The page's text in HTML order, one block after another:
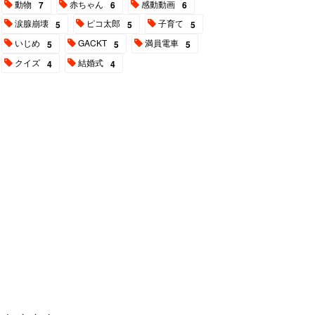
動物 7 赤ちゃん 6 感動動画 6
涙腺崩壊 5 ピコ太郎 5 子育て 5
いじめ 5 GACKT 5 満員電車 5
クイズ 4 結婚式 4